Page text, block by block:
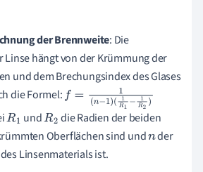
der Brennweite: Die
Linse hängt von der Krümmung der
und dem Brechungsindex des Glases
die Formel:f= 1(n −1)(1R1−1R2)
R1 undR2 die Radien der beiden
Oberflächen sind undnder
Linsenmaterials ist.